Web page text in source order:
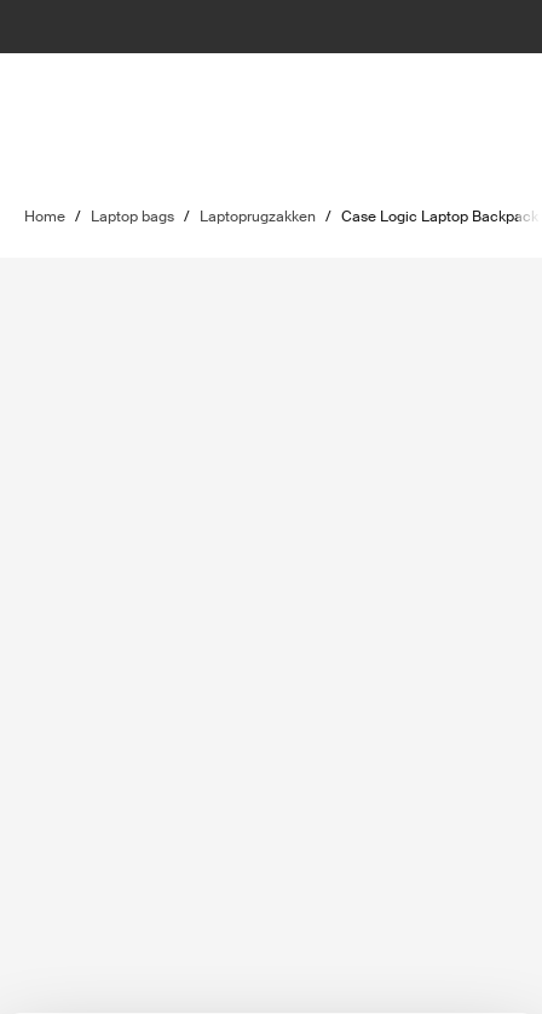
Home / Laptop bags / Laptoprugzakken / Case Logic Laptop Backpack